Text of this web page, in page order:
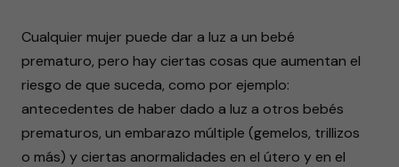
Cualquier mujer puede dar a luz a un bebé
prematuro, pero hay ciertas cosas que aumentan el
riesgo de que suceda, como por ejemplo:
antecedentes de haber dado a luz a otros bebés
prematuros, un embarazo múltiple (gemelos, trillizos
o más) y ciertas anormalidades en el útero y en el